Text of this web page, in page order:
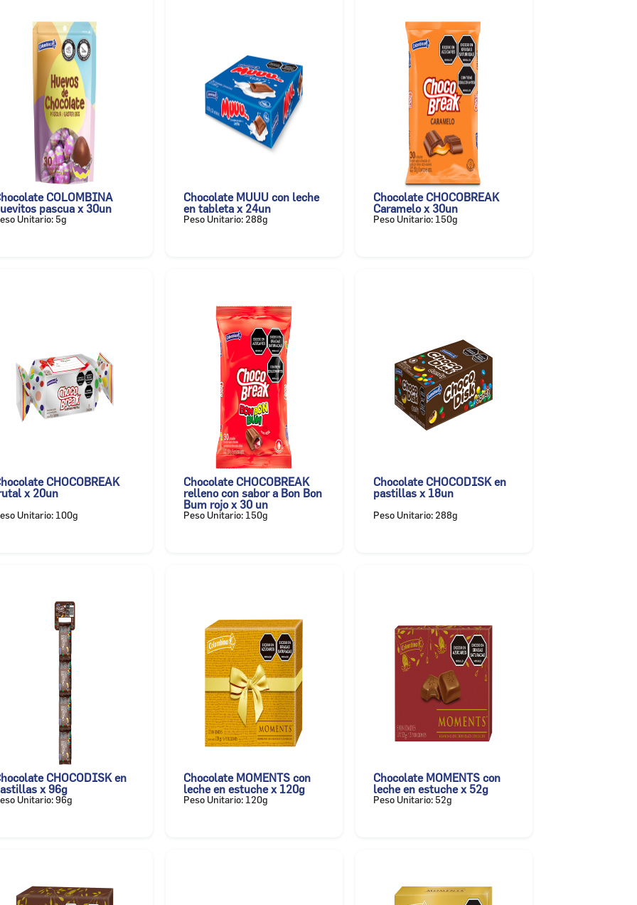
COLOMBINA
pascua x 30un
Unitario: 5g
Chocolate MUUU con leche
en tableta x 24un
Peso Unitario: 288g
Chocolate CHOCOBREAK
Caramelo x 30un
Peso Unitario: 150g
CHOCOBREAK
x 20un
Unitario: 100g
Chocolate CHOCOBREAK
relleno con sabor a Bon Bon
Bum rojo x 30 un
Peso Unitario: 150g
Chocolate CHOCODISK en
pastillas x 18un
Peso Unitario: 288g
CHOCODISK en
x 96g
Unitario: 96g
Chocolate MOMENTS con
leche en estuche x 120g
Peso Unitario: 120g
Chocolate MOMENTS con
leche en estuche x 52g
Peso Unitario: 52g